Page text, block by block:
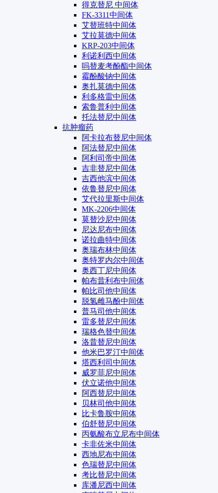
得克替尼 中间体
FK-3311中间体
艾替班特中间体
艾拉莫德中间体
KRP-203中间体
利诺利西中间体
吗替麦考酚酯中间体
霉酚酸钠中间体
奥扎莫德中间体
利多格雷中间体
索鲁普利中间体
托法替尼中间体
抗肿瘤药
阿卡拉布替尼中间体
阿法替尼中间体
阿利司帝中间体
吉非替尼中间体
吉西他滨中间体
依鲁替尼中间体
艾代拉里斯中间体
MK-2206中间体
莫替沙尼中间体
尼达尼布中间体
诺拉曲特中间体
奥瑞布林中间体
奥特罗内尔中间体
奥西丁尼中间体
帕布昔利布中间体
帕比司他中间体
脱氢雌马酚中间体
普马司他中间体
雷多替尼中间体
瑞格色替中间体
洛昔替尼中间体
他米巴罗汀中间体
塔西利司中间体
威罗菲尼中间体
伏立诺他中间体
阿西替尼中间体
贝林司他中间体
比卡鲁胺中间体
伯舒替尼中间体
丙氨酸布立尼布中间体
卡非佐米中间体
西地尼布中间体
色瑞替尼中间体
考比替尼中间体
库潘尼西中间体